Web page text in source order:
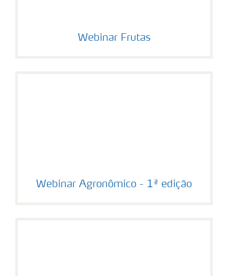
Webinar Frutas
Webinar Agronômico - 1ª edição